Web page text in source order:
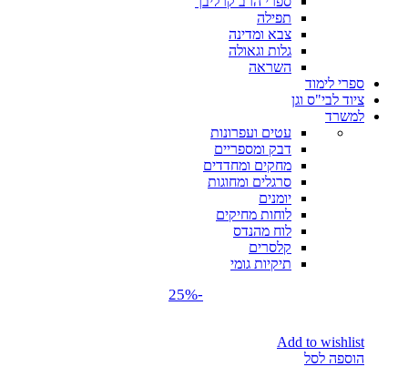
תפילה
צבא ומדינה
גלות וגאולה
השראה
ספרי לימוד
ציוד לבי"ס וגן
למשרד
עטים ועפרונות
דבק ומספריים
מחקים ומחדדים
סרגלים ומחוגות
יומנים
לוחות מחיקים
לוח מהנדס
קלסרים
תיקיות גומי
-25%
Add to wishlist
הוספה לסל